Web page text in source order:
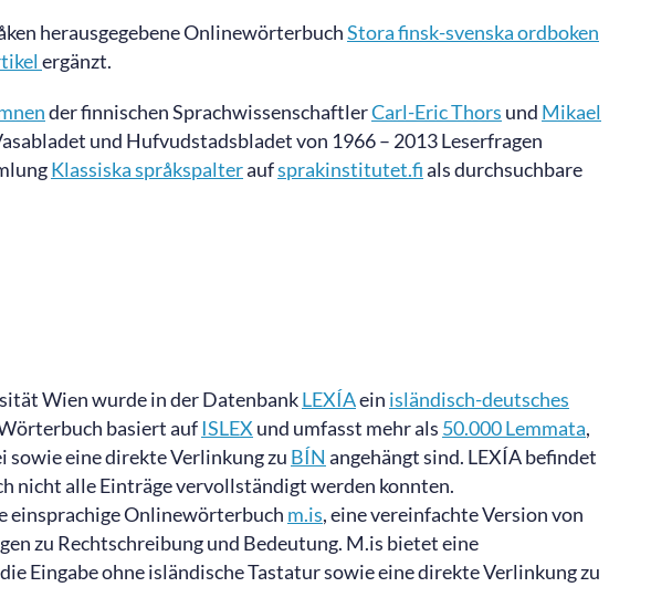
herausgegebene OnlinewörterbuchStora finsk-svenska ordboken
ergänzt.
der finnischen SprachwissenschaftlerCarl-Eric Thors und Mikael
und Hufvudstadsbladet von 1966 – 2013 Leserfragen
Klassiska språkspalteraufsprakinstitutet.fials durchsuchbare
Wien wurde in der DatenbankLEXÍAein isländisch-deutsches
basiert aufISLEX und umfasst mehr als 50.000 Lemmata,
sowie eine direkte Verlinkung zu BÍN angehängt sind. LEXÍA befindet
nicht alle Einträge vervollständigt werden konnten.
einsprachige Onlinewörterbuch m.is, eine vereinfachte Version von
zu Rechtschreibung und Bedeutung. M.is bietet eine
Eingabe ohne isländische Tastatur sowie eine direkte Verlinkung zu